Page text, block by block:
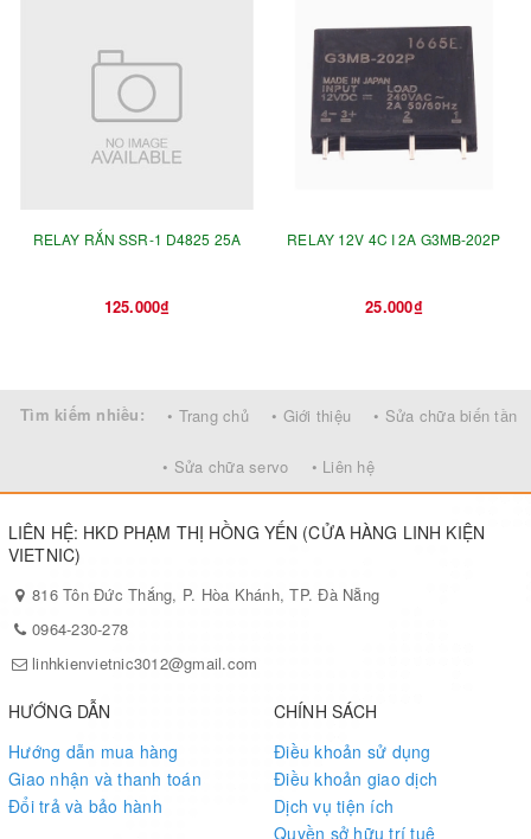
RELAY RẮN SSR-1 D4825 25A
125.000₫
RELAY 12V 4C I 2A G3MB-202P
25.000₫
Tìm kiếm nhiều: • Trang chủ • Giới thiệu • Sửa chữa biến tần
• Sửa chữa servo • Liên hệ
LIÊN HỆ: HKD PHẠM THỊ HỒNG YẾN (CỬA HÀNG LINH KIỆN
VIETNIC)
816 Tôn Đức Thắng, P. Hòa Khánh, TP. Đà Nẵng
0964-230-278
linhkienvietnic3012@gmail.com
HƯỚNG DẪN
Hướng dẫn mua hàng
Giao nhận và thanh toán
Đổi trả và bảo hành
CHÍNH SÁCH
Điều khoản sử dụng
Điều khoản giao dịch
Dịch vụ tiện ích
Quyền sở hữu trí tuệ